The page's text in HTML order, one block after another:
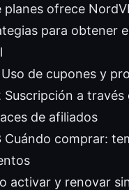
planes ofrece
para obtener
Uso de cupones y
Suscripción a
de afiliados
Cuándo comprar:
activar y renovar